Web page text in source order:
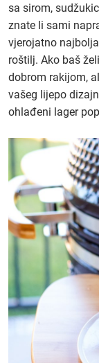
sa sirom,
znate li sami
vjerojatno
roštilj. Ako baš
dobrom rakijom,
vašeg lijepo
ohlađeni lager